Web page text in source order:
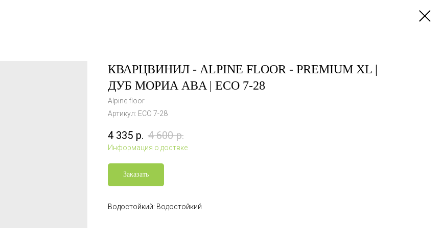
КВАРЦВИНИЛ - ALPINE FLOOR - PREMIUM XL |
ДУБ МОРИА ABA | ECO 7-28
Alpine floor
Артикул: ECO 7-28
4 335 р. 4 600 р.
Информация о доствке
Заказать
Водостойкий: Водостойкий